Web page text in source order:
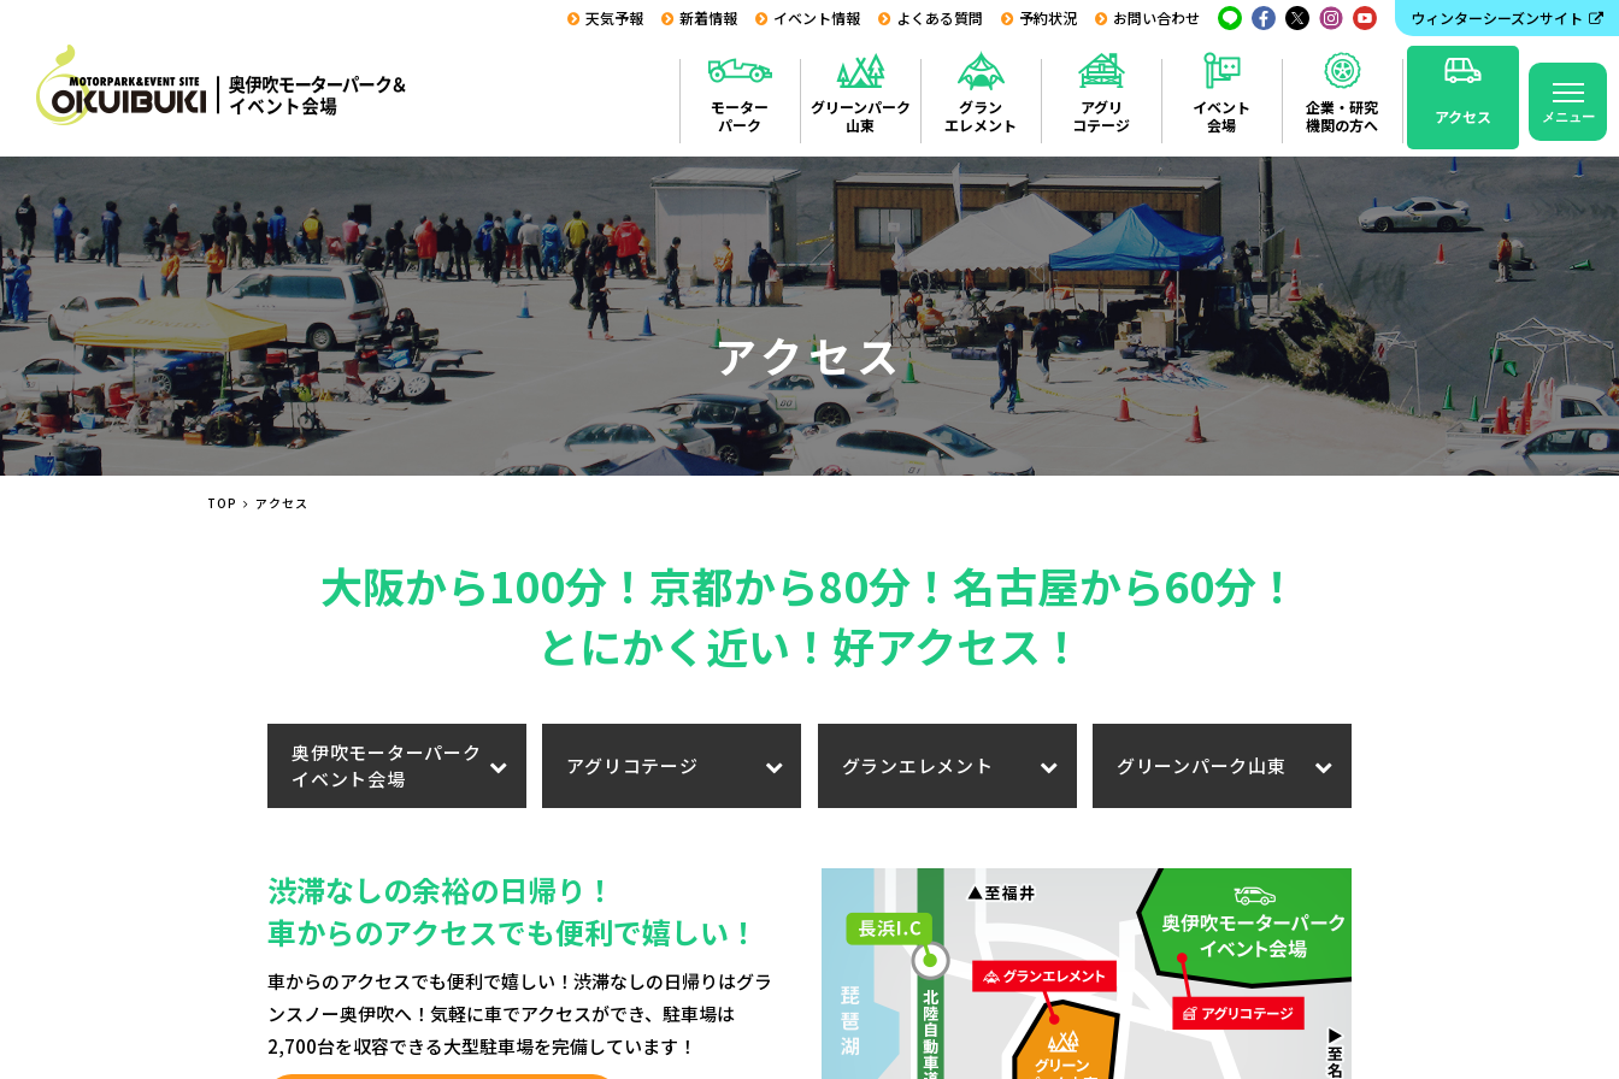
天気予報 新着情報 イベント情報 よくある質問 予約状況 お問い合わせ ウィンターシーズンサイト
モーター
パーク
グリーンパーク
山東
グラン
エレメント
アグリ
コテージ
イベント
会場
企業・研究
機関の方へ
アクセス メニュー
アクセス
TOP アクセス
大阪から100分！京都から80分！ 名古屋から60分！
とにかく近い！好アクセス！
奥伊吹モーターパーク
イベント会場
アグリコテージ グランエレメント グリーンパーク山東
渋滞なしの余裕の日帰り！
車からのアクセスでも便利で嬉しい！
車からのアクセスでも便利で嬉しい！渋滞なしの日帰りはグラ
ンスノー奥伊吹へ！気軽に車でアクセスができ、駐車場は
2,700台を収容できる大型駐車場を完備しています！